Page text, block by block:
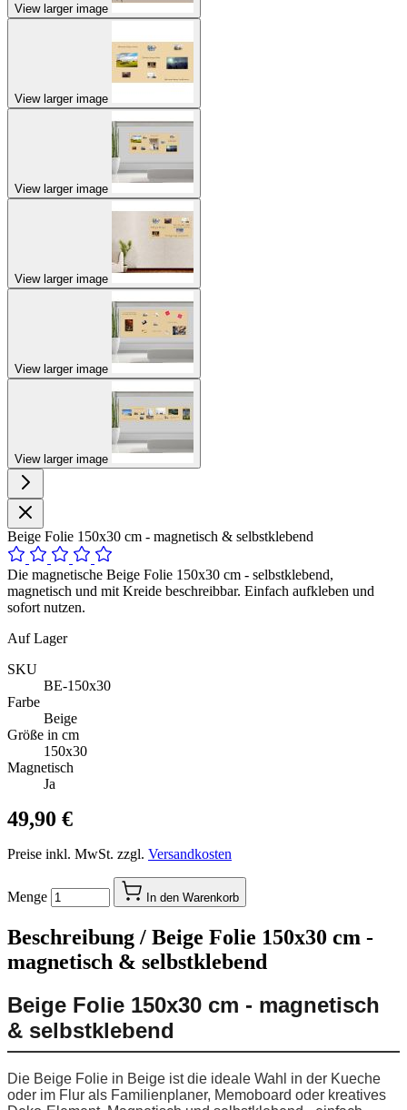
View larger image
View larger image
View larger image
View larger image
View larger image
View larger image
Beige Folie 150x30 cm - magnetisch & selbstklebend
Die magnetische Beige Folie 150x30 cm - selbstklebend,
magnetisch und mit Kreide beschreibbar. Einfach aufkleben und
sofort nutzen.
Auf Lager
SKU
BE-150x30
Farbe
Beige
Größe in cm
150x30
Magnetisch
Ja
49,90 €
Preise inkl. MwSt. zzgl. Versandkosten
Menge In den Warenkorb
Beschreibung / Beige Folie 150x30 cm -
magnetisch & selbstklebend
Beige Folie 150x30 cm - magnetisch
& selbstklebend
Die Beige Folie in Beige ist die ideale Wahl in der Kueche
oder im Flur als Familienplaner, Memoboard oder kreatives